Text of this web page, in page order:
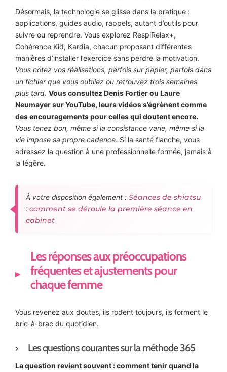
Désormais, la technologie se glisse dans la pratique :
applications, guides audio, rappels, autant d’outils pour
suivre ou reprendre. Vous explorez RespiRelax+,
Cohérence Kid, Kardia, chacun proposant différentes
manières d’installer l’exercice sans perdre la motivation.
Vous notez vos réalisations, parfois sur papier, parfois dans
un fichier que vous oubliez ou retrouvez trois semaines
plus tard. Vous consultez Denis Fortier ou Laure
Neumayer sur YouTube, leurs vidéos s’égrènent comme
des encouragements pour celles qui doutent encore.
Vous tenez bon, même si la consistance varie, même si la
vie impose sa propre cadence. Si la santé flanche, vous
adressez la question à une professionnelle formée, jamais à
la légère.
À votre disposition également : Séances de shiatsu
: comment se déroule la première séance en
cabinet
Les réponses aux préoccupations
fréquentes et ajustements pour
chaque femme
Vous revenez aux doutes, ils rodent toujours, ils forment le
bric-à-brac du quotidien.
Les questions courantes sur la méthode 365
La question revient souvent : comment tenir quand la